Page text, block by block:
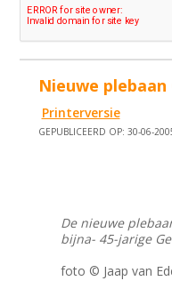
Nieuwe plebaan
Printerversie
GEPUBLICEERD OP: 30-06-
De nieuwe
bijna- 45-jarige
foto © Jaap van